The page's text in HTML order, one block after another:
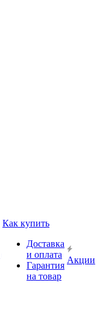
Как купить
Доставка
и оплата
Гарантия
на товар
Акции